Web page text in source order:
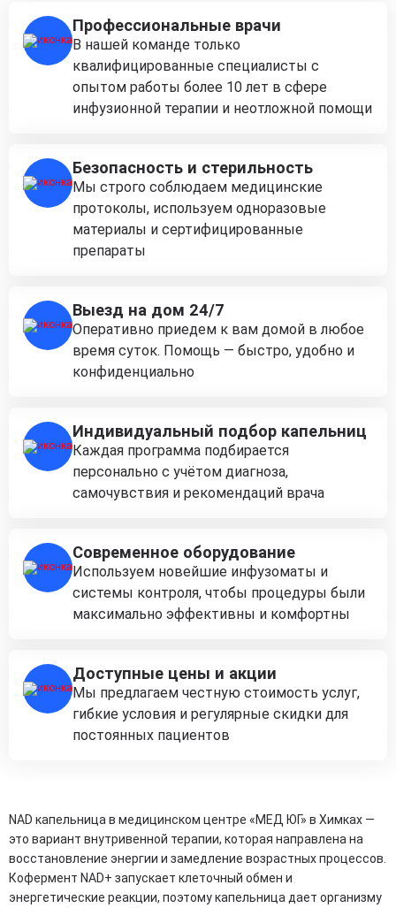
Профессиональные врачи
В нашей команде только
квалифицированные специалисты с
опытом работы более 10 лет в сфере
инфузионной терапии и неотложной помощи
Безопасность и стерильность
Мы строго соблюдаем медицинские
протоколы, используем одноразовые
материалы и сертифицированные
препараты
Выезд на дом 24/7
Оперативно приедем к вам домой в любое
время суток. Помощь — быстро, удобно и
конфиденциально
Индивидуальный подбор капельниц
Каждая программа подбирается
персонально с учётом диагноза,
самочувствия и рекомендаций врача
Современное оборудование
Используем новейшие инфузоматы и
системы контроля, чтобы процедуры были
максимально эффективны и комфортны
Доступные цены и акции
Мы предлагаем честную стоимость услуг,
гибкие условия и регулярные скидки для
постоянных пациентов
NAD капельница в медицинском центре «МЕД ЮГ» в Химках —
это вариант внутривенной терапии, которая направлена на
восстановление энергии и замедление возрастных процессов.
Кофермент NAD+ запускает клеточный обмен и
энергетические реакции, поэтому капельница дает организму